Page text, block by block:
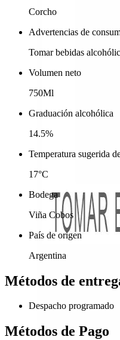
Corcho
Advertencias de
Tomar bebidas
Volumen neto
750Ml
Graduación alcohólica
14.5%
Temperatura sugerida
17°C
Bodega
Viña Cobos
País de origen
Argentina
Métodos de
Despacho programado
Métodos de Pago